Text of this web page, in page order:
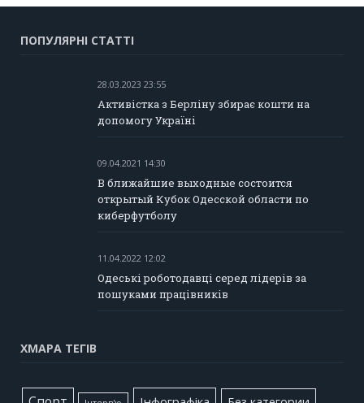
ПОПУЛЯРНІ СТАТТІ
28.03.2023 23:55
Активістка з Берліну збирає кошти на
допомогу Україні
09.04.2021 14:30
В ближайшие выходные состоится
открытый Кубок Одесской области по
киберфутболу
11.04.2022 12:02
Одеські роботодавці серед лідерів за
пошуками працівників
ХМАРА ТЕГІВ